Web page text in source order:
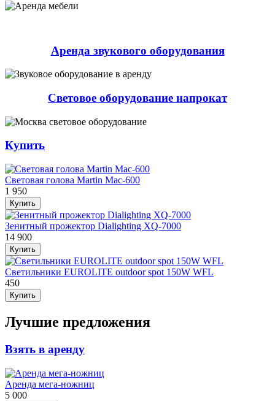
Аренда звукового оборудования
Световое оборудование напрокат
Купить
Световая голова Martin Mac-600
1 950
Купить
Зенитный прожектор Dialighting XQ-7000
14 900
Купить
Светильники EUROLITE outdoor spot 150W WFL
450
Купить
Лучшие предложения
Взять в аренду
Аренда мега-ножниц
5 000